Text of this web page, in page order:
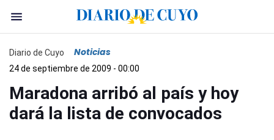
Diario de Cuyo Noticias
24 de septiembre de 2009 - 00:00
Maradona arribó al país y hoy
dará la lista de convocados